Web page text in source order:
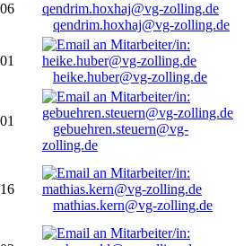
qendrim.hoxhaj@vg-zolling.de
heike.huber@vg-zolling.de
gebuehren.steuern@vg-
zolling.de
mathias.kern@vg-zolling.de